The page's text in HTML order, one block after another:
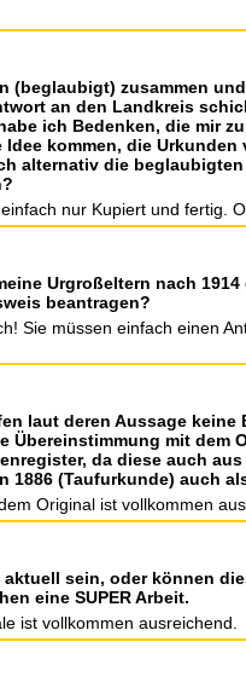
(beglaubigt) zusammen
an den Landkreis
ich Bedenken, die mir
Idee kommen, die
alternativ die
nur Kupiert und fertig.
Urgroßeltern nach
beantragen?
Sie müssen einfach einen
laut deren Aussage
Übereinstimmung mit
da diese auch
1886 (Taufurkunde) auch
Original ist vollkommen
sein, oder können
eine SUPER Arbeit.
ist vollkommen ausreichend.